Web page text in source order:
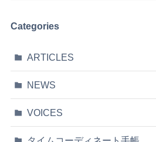
Categories
ARTICLES
NEWS
VOICES